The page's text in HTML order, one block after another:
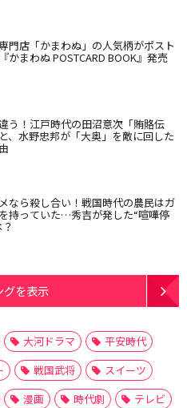
門店「かまわぬ」の人気柄がポスト
かまわぬ POSTCARD BOOK』発売
う！江戸時代の田沼意次「賄賂伝
、水野忠邦が「大奥」を敵に回した
なら殺し合い！戦国時代の農民はガ
持っていた…秀吉が発した“喧嘩停
グを表示
大河ドラマ
平安時代
戦国武将
スイーツ
漫画 時代劇
テレビ